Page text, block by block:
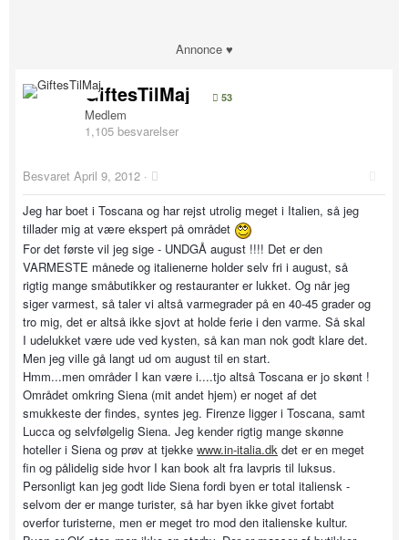
Annonce ♥
GiftesTilMaj 53
Medlem
1,105 besvarelser
Besvaret April 9, 2012 ·
Jeg har boet i Toscana og har rejst utrolig meget i Italien, så jeg
tillader mig at være ekspert på området
For det første vil jeg sige - UNDGÅ august !!!! Det er den
VARMESTE månede og italienerne holder selv fri i august, så
rigtig mange småbutikker og restauranter er lukket. Og når jeg
siger varmest, så taler vi altså varmegrader på en 40-45 grader og
tro mig, det er altså ikke sjovt at holde ferie i den varme. Så skal
I udelukket være ude ved kysten, så kan man nok godt klare det.
Men jeg ville gå langt ud om august til en start.
Hmm...men områder I kan være i....tjo altså Toscana er jo skønt !
Området omkring Siena (mit andet hjem) er noget af det
smukkeste der findes, syntes jeg. Firenze ligger i Toscana, samt
Lucca og selvfølgelig Siena. Jeg kender rigtig mange skønne
hoteller i Siena og prøv at tjekke www.in-italia.dk det er en meget
fin og pålidelig side hvor I kan book alt fra lavpris til luksus.
Personligt kan jeg godt lide Siena fordi byen er total italiensk -
selvom der er mange turister, så har byen ikke givet fortabt
overfor turisterne, men er meget tro mod den italienske kultur.